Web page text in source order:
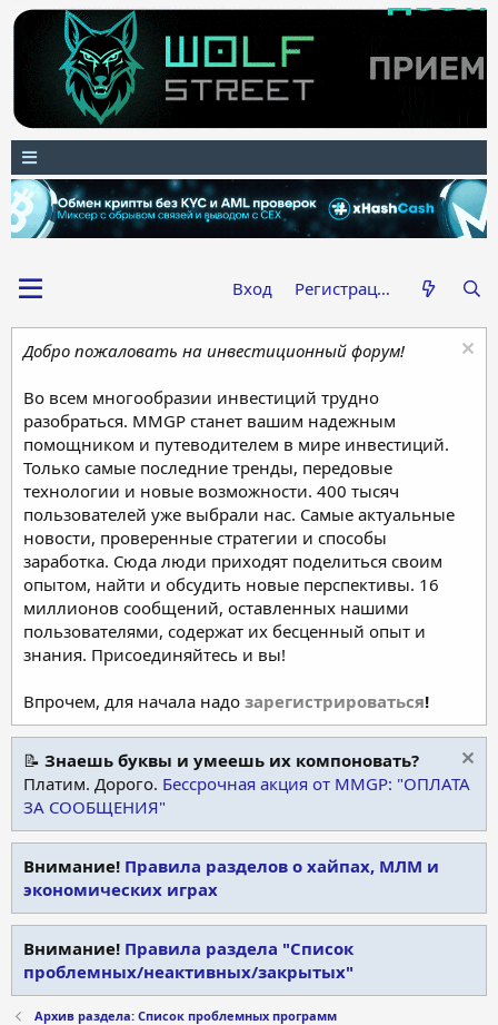
Вход Регистрация
Добро пожаловать на инвестиционный форум!
Во всем многообразии инвестиций трудно
разобраться. MMGP станет вашим надежным
помощником и путеводителем в мире инвестиций.
Только самые последние тренды, передовые
технологии и новые возможности. 400 тысяч
пользователей уже выбрали нас. Самые актуальные
новости, проверенные стратегии и способы
заработка. Сюда люди приходят поделиться своим
опытом, найти и обсудить новые перспективы. 16
миллионов сообщений, оставленных нашими
пользователями, содержат их бесценный опыт и
знания. Присоединяйтесь и вы!
Впрочем, для начала надо зарегистрироваться!
📝 Знаешь буквы и умеешь их компоновать?
Платим. Дорого. Бессрочная акция от MMGP: "ОПЛАТА
ЗА СООБЩЕНИЯ"
Внимание! Правила разделов о хайпах, МЛМ и
экономических играх
Внимание! Правила раздела "Список
проблемных/неактивных/закрытых"
Архив раздела: Список проблемных программ